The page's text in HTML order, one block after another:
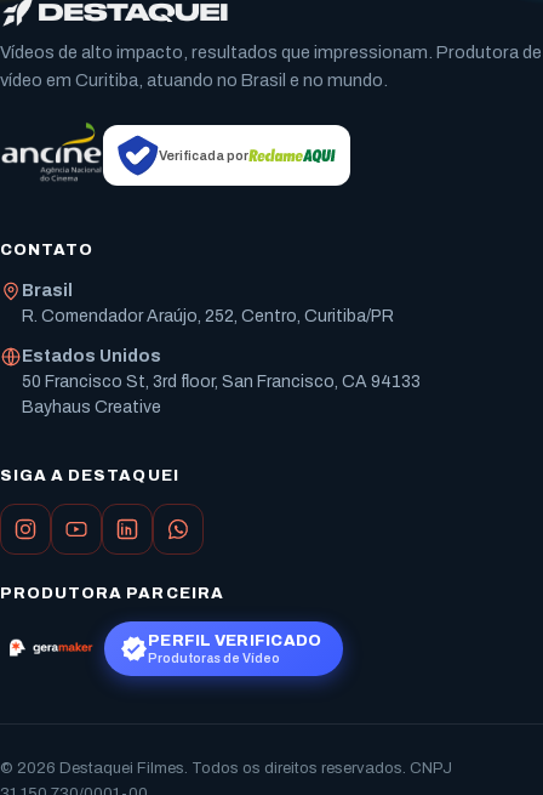
Vídeos de alto impacto, resultados que impressionam. Produtora de
vídeo em Curitiba, atuando no Brasil e no mundo.
Verificada por
CONTATO
Brasil
R. Comendador Araújo, 252, Centro, Curitiba/PR
Estados Unidos
50 Francisco St, 3rd floor, San Francisco, CA 94133
Bayhaus Creative
SIGA A DESTAQUEI
PRODUTORA PARCEIRA
PERFIL VERIFICADO
Produtoras de Vídeo
© 2026 Destaquei Filmes. Todos os direitos reservados. CNPJ